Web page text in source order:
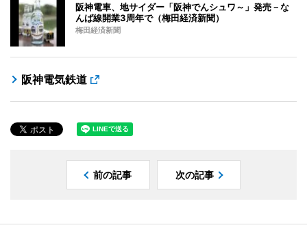
阪神電車、地サイダー「阪神でんシュワ～」発売－な
んば線開業3周年で（梅田経済新聞）
梅田経済新聞
阪神電気鉄道
前の記事 次の記事